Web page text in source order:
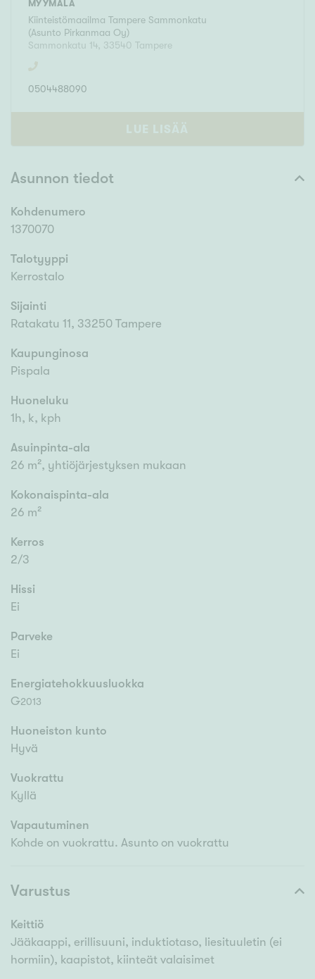
MYYMÄLÄ
Kiinteistömaailma Tampere Sammonkatu
(Asunto Pirkanmaa Oy)
Sammonkatu 14, 33540 Tampere
0504488090
LUE LISÄÄ
Asunnon tiedot
Kohdenumero
1370070
Talotyyppi
Kerrostalo
Sijainti
Ratakatu 11, 33250 Tampere
Kaupunginosa
Pispala
Huoneluku
1h, k, kph
Asuinpinta-ala
26 m², yhtiöjärjestyksen mukaan
Kokonaispinta-ala
26 m²
Kerros
2/3
Hissi
Ei
Parveke
Ei
Energiatehokkuusluokka
G2013
Huoneiston kunto
Hyvä
Vuokrattu
Kyllä
Vapautuminen
Kohde on vuokrattu. Asunto on vuokrattu
Varustus
Keittiö
Jääkaappi, erillisuuni, induktiotaso, liesituuletin (ei
hormiin), kaapistot, kiinteät valaisimet